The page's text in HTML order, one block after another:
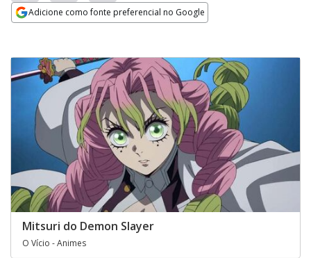
Adicione como fonte preferencial no Google
Mitsuri do Demon Slayer
O Vício - Animes